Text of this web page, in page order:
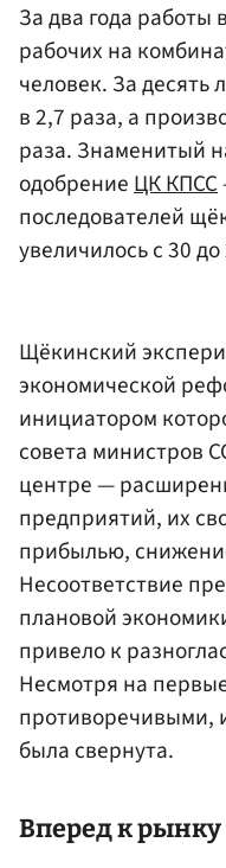
За два года работы
рабочих на
человек. За десять
в 2,7 раза, а
раза. Знаменитый
одобрениеЦК КПСС
последователей
увеличилось с 30 до
Щёкинский
экономической
инициатором
совета министров
центре —
предприятий, их
прибылью,
Несоответствие
плановой
привело к
Несмотря на
противоречивыми,
была свернута.
Вперед к рынку